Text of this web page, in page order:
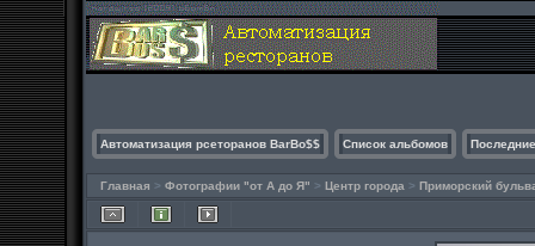
Автоматизация рсеторанов BarBo$$ Список альбомов
Главная > Фотографии "от А до Я" > Центр города > Приморский